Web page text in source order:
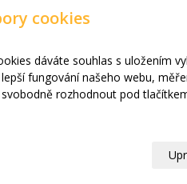
© 2010 - 2024 INPEG Liberec s.r.o.
cookies
dáváte souhlas s uložením
fungování našeho webu,
rozhodnout pod